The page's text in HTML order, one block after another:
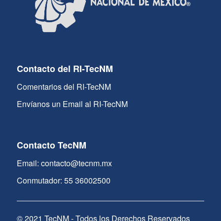
Contacto del RI-TecNM
Comentarios del RI-TecNM
Envíanos un Email al RI-TecNM
Contacto TecNM
Email: contacto@tecnm.mx
Conmutador: 55 36002500
© 2021 TecNM - Todos los Derechos Reservados